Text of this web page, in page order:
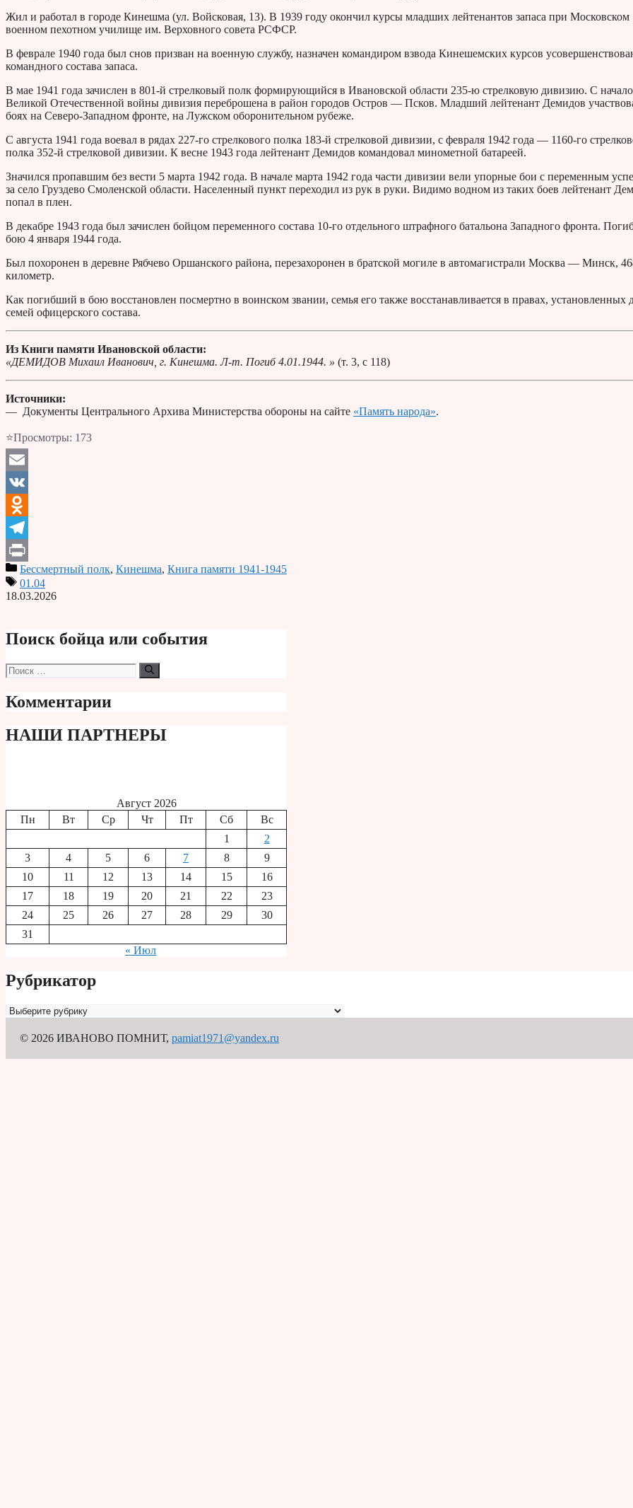
Жил и работал в городе Кинешма (ул. Войсковая, 13). В 1939 году окончил курсы младших лейтенантов запаса при Московском
военном пехотном училище им. Верховного совета РСФСР.
В феврале 1940 года был снов призван на военную службу, назначен командиром взвода Кинешемских курсов
командного состава запаса.
В мае 1941 года зачислен в 801-й стрелковый полк формирующийся в Ивановской области 235-ю стрелковую дивизию. С
Великой Отечественной войны дивизия переброшена в район городов Остров — Псков. Младший лейтенант Демидов
боях на Северо-Западном фронте, на Лужском оборонительном рубеже.
С августа 1941 года воевал в рядах 227-го стрелкового полка 183-й стрелковой дивизии, с февраля 1942 года — 1160-го
полка 352-й стрелковой дивизии. К весне 1943 года лейтенант Демидов командовал минометной батареей.
Значился пропавшим без вести 5 марта 1942 года. В начале марта 1942 года части дивизии вели упорные бои с переменным
за село Груздево Смоленской области. Населенный пункт переходил из рук в руки. Видимо водном из таких боев лейтенант
попал в плен.
В декабре 1943 года был зачислен бойцом переменного состава 10-го отдельного штрафного батальона Западного фронта.
бою 4 января 1944 года.
Был похоронен в деревне Рябчево Оршанского района, перезахоронен в братской могиле в автомагистрали Москва — Минск,
километр.
Как погибший в бою восстановлен посмертно в воинском звании, семья его также восстанавливается в правах, установленных
семей офицерского состава.
Из Книги памяти Ивановской области:
«ДЕМИДОВ Михаил Иванович, г. Кинешма. Л-т. Погиб 4.01.1944. » (т. 3, с 118)
Источники:
— Документы Центрального Архива Министерства обороны на сайте «Память народа».
⭐Просмотры: 173
Email
VK
Odnoklassniki
Telegram
PrintБессмертный полк, Кинешма, Книга памяти 1941-1945
01.04
18.03.2026
Поиск бойца или события
Поиск:
Комментарии
НАШИ ПАРТНЕРЫ
Август 2026
Пн
Вт Ср Чт Пт Сб
Вс
1
2
3
4 5 6 7 8
9
10
11 12 13 14 15
16
17
18 19 20 21 22
23
24
25 26 27 28 29
30
31
« Июл
Рубрикатор
Рубрикатор
© 2026 ИВАНОВО ПОМНИТ, pamiat1971@yandex.ru